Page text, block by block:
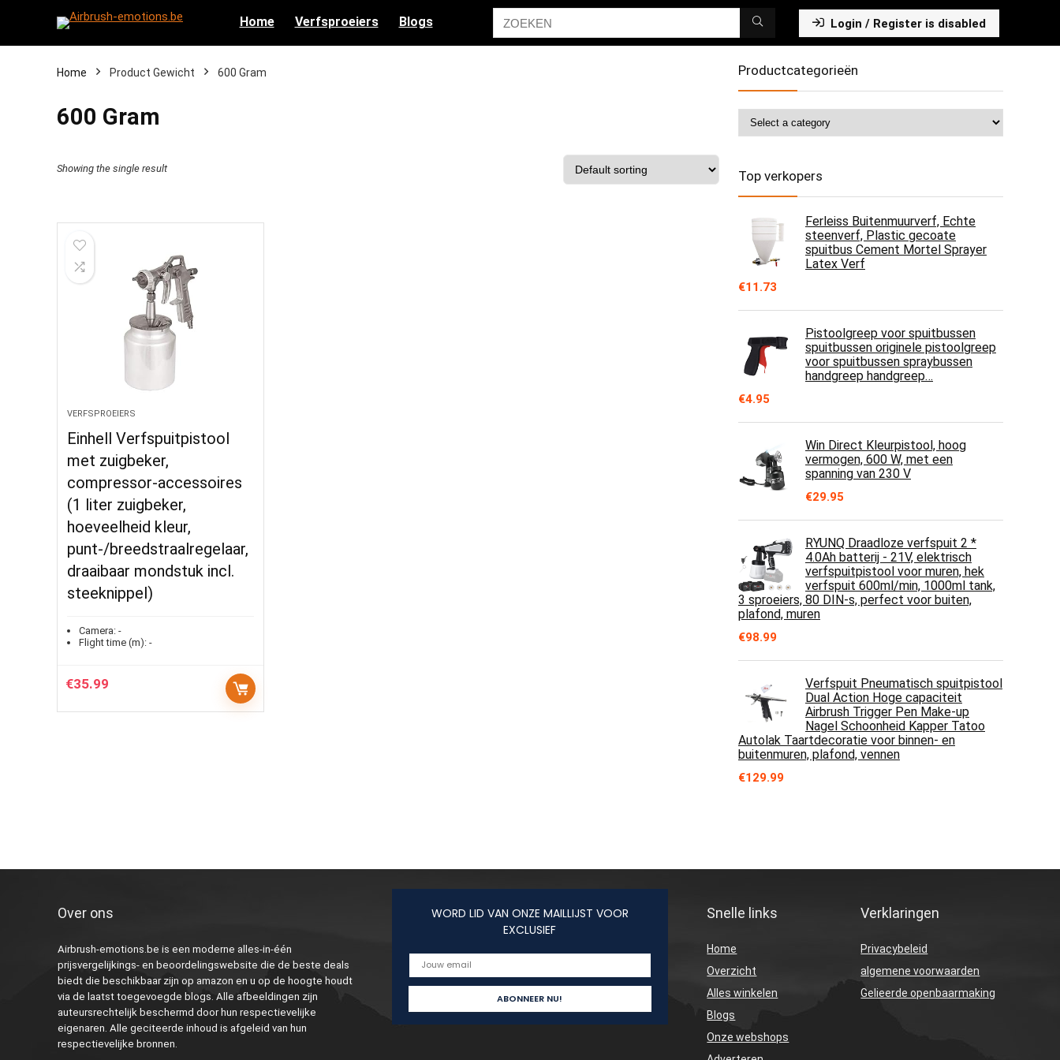
Home Verfsproeiers Blogs Login / Register is disabled
Home Product Gewicht ‎600 Gram
‎600 Gram
Showing the single result
VERFSPROEIERS
Einhell Verfspuitpistool
met zuigbeker,
compressor-accessoires
(1 liter zuigbeker,
hoeveelheid kleur,
punt-/breedstraalregelaar,
draaibaar mondstuk incl.
steeknippel)
Camera: -
Flight time (m): -
€35.99
Productcategorieën
Top verkopers
Ferleiss Buitenmuurverf, Echte
steenverf, Plastic gecoate
spuitbus Cement Mortel Sprayer
Latex Verf
€11.73
Pistoolgreep voor spuitbussen
spuitbussen originele pistoolgreep
voor spuitbussen spraybussen
handgreep handgreep…
€4.95
Win Direct Kleurpistool, hoog
vermogen, 600 W, met een
spanning van 230 V
€29.95
RYUNQ Draadloze verfspuit 2 *
4.0Ah batterij - 21V, elektrisch
verfspuitpistool voor muren, hek
verfspuit 600ml/min, 1000ml tank,
3 sproeiers, 80 DIN-s, perfect voor buiten,
plafond, muren
€98.99
Verfspuit Pneumatisch spuitpistool
Dual Action Hoge capaciteit
Airbrush Trigger Pen Make-up
Nagel Schoonheid Kapper Tatoo
Autolak Taartdecoratie voor binnen- en
buitenmuren, plafond, vennen
€129.99
Over ons
Airbrush-emotions.be is een moderne alles-in-één
prijsvergelijkings- en beoordelingswebsite die de beste deals
biedt die beschikbaar zijn op amazon en u op de hoogte houdt
via de laatst toegevoegde blogs. Alle afbeeldingen zijn
auteursrechtelijk beschermd door hun respectievelijke
eigenaren. Alle geciteerde inhoud is afgeleid van hun
respectievelijke bronnen.
WORD LID VAN ONZE MAILLIJST VOOR
EXCLUSIEF
Snelle links
Home
Overzicht
Alles winkelen
Blogs
Onze webshops
Verklaringen
Privacybeleid
algemene voorwaarden
Gelieerde openbaarmaking